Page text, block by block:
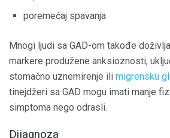
poremećaj spavanja
Mnogi ljudi sa GAD-om takođe
markere produžene anksioznosti,
stomačno uznemirenje ili migrensku
tinejdžeri sa GAD mogu imati manje
simptoma nego odrasli.
Dijagnoza